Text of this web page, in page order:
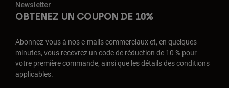
Newsletter
OBTENEZ UN COUPON DE 10%
Abonnez-vous à nos e-mails commerciaux et, en quelques
minutes, vous recevrez un code de réduction de 10 % pour
votre première commande, ainsi que les détails des conditions
applicables.